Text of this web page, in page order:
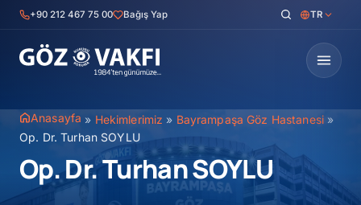
İçeriğe+90 212 467 75 00 Bağış Yap TR
Anasayfa » Hekimlerimiz » Bayrampaşa Göz Hastanesi »
Op. Dr. Turhan SOYLU
Op. Dr. Turhan SOYLU